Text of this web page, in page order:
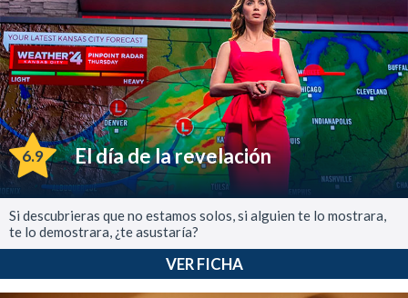
6.9 El día de la revelación
Si descubrieras que no estamos solos, si alguien te lo mostrara,
te lo demostrara, ¿te asustaría?
VER FICHA